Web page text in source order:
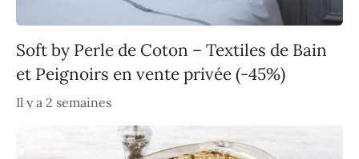
Soft by Perle de Coton – Textiles de Bain
et Peignoirs en vente privée (-45%)
Il y a 2 semaines